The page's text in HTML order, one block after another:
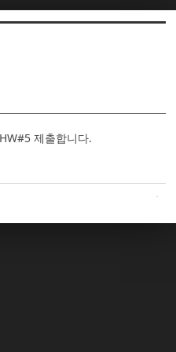
제출합니다.
북5
치북5
북5
치북5